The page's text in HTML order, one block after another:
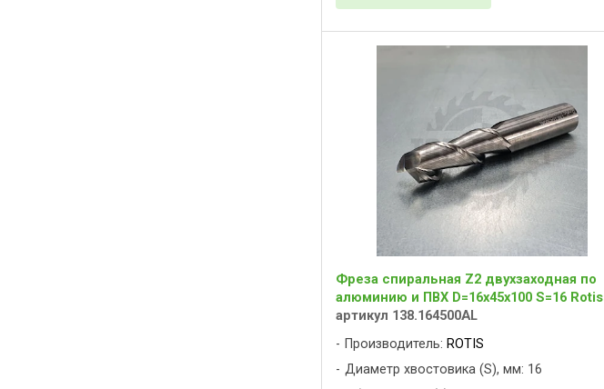
Фреза спиральная Z2 двухзаходная по
алюминию и ПВХ D=16x45x100 S=16 Rotis
артикул 138.164500AL
Производитель: ROTIS
Диаметр хвостовика (S), мм: 16